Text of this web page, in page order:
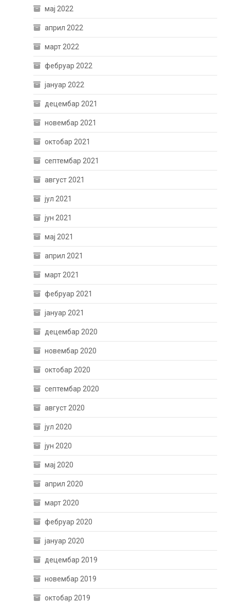
мај 2022
април 2022
март 2022
фебруар 2022
јануар 2022
децембар 2021
новембар 2021
октобар 2021
септембар 2021
август 2021
јул 2021
јун 2021
мај 2021
април 2021
март 2021
фебруар 2021
јануар 2021
децембар 2020
новембар 2020
октобар 2020
септембар 2020
август 2020
јул 2020
јун 2020
мај 2020
април 2020
март 2020
фебруар 2020
јануар 2020
децембар 2019
новембар 2019
октобар 2019